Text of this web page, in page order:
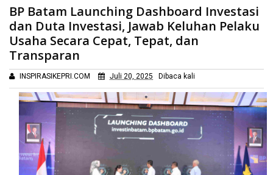
BP Batam Launching Dashboard Investasi dan Duta Investasi,
Jawab Keluhan Pelaku Usaha Secara Cepat, Tepat, dan
Transparan
BP Batam Launching Dashboard Investasi
dan Duta Investasi, Jawab Keluhan Pelaku
Usaha Secara Cepat, Tepat, dan
Transparan
INSPIRASIKEPRI.COM Juli 20, 2025 Dibaca kali